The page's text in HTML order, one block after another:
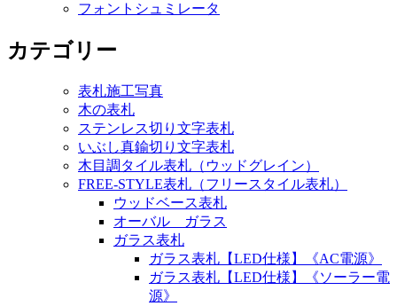
フォントシュミレータ
カテゴリー
表札施工写真
木の表札
ステンレス切り文字表札
いぶし真鍮切り文字表札
木目調タイル表札（ウッドグレイン）
FREE-STYLE表札（フリースタイル表札）
ウッドベース表札
オーバル ガラス
ガラス表札
ガラス表札【LED仕様】《AC電源》
ガラス表札【LED仕様】《ソーラー電
源》